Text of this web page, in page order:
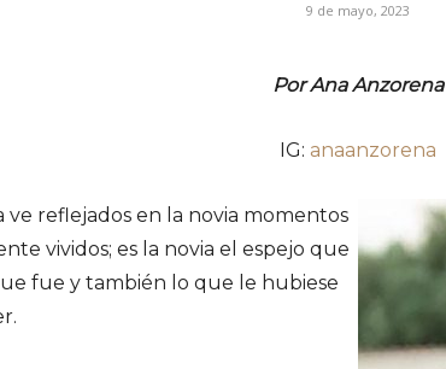
9 de mayo, 2023
Por Ana Anzorena
IG: anaanzorena
ve reflejados en la novia momentos
vividos; es la novia el espejo que
fue y también lo que le hubiese